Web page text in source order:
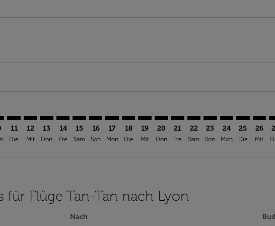
11
Die
12
Mit
13
Don
14
Fre
15
Sam
16
Son
17
Mon
18
Die
19
Mit
TTA–LYS: cmp-view-offers-
20
Don
TTA–LYS: cmp-view-
21
Fre
TTA–LYS: cmp-view-
22
Sam
TTA–LYS: cmp-
23
Son
TTA–LYS:
24
Mon
25
Die
26
Mit
für Flüge Tan-Tan nach Lyon
Nach